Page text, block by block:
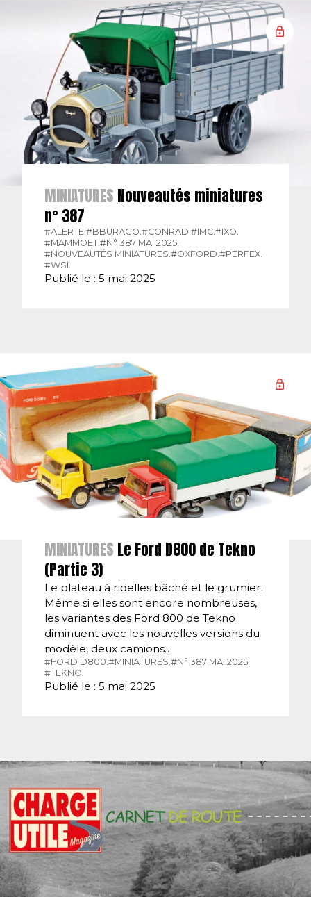
MINIATURES Nouveautés miniatures
n° 387
#ALERTE.#BBURAGO.#CONRAD.#IMC.#IXO.
#MAMMOET.#N° 387 MAI 2025.
#NOUVEAUTÉS MINIATURES.#OXFORD.#PERFEX.
#WSI.
Publié le : 5 mai 2025
MINIATURES Le Ford D800 de Tekno
(Partie 3)
Le plateau à ridelles bâché et le grumier.
Même si elles sont encore nombreuses,
les variantes des Ford 800 de Tekno
diminuent avec les nouvelles versions du
modèle, deux camions…
#FORD D800.#MINIATURES.#N° 387 MAI 2025.
#TEKNO.
Publié le : 5 mai 2025